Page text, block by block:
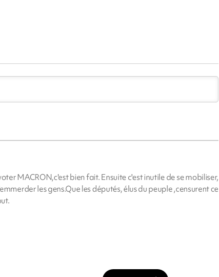
MACRON,c'est bien fait. Ensuite c'est inutile de se mobiliser,
les gens.Que les députés, élus du peuple ,censurent ce